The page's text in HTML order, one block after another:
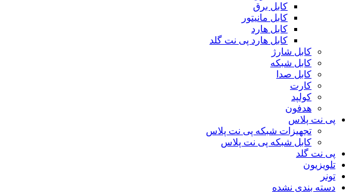
کابل برق
کابل مانیتور
کابل هارد
کابل هارد پی نت گلد
کابل شارژ
کابل شبکه
کابل صدا
کارت
کولپد
هدفون
پی نت پلاس
تجهیزات شبکه پی نت پلاس
کابل شبکه پی نت پلاس
پی نت گلد
تلویزیون
تونر
دسته بندی نشده